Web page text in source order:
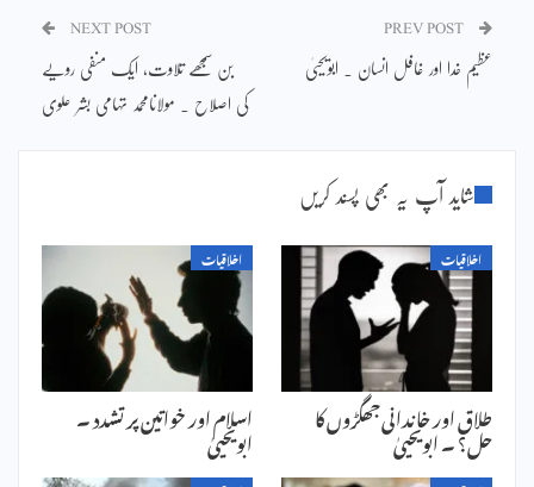
عظیم خدا اور غافل انسان ۔ ابویحییٰ
NEXT POST
بن سمجھے تلاوت، ایک منفی رویے
کی اصلاح ۔ مولانامحمد تہامی بشر علوی
شاید آپ یہ بھی پسند کریں
اخلاقیات
طلاق اور خاندانی جھگڑوں کا
حل؟ ۔ ابویحییٰ
اخلاقیات
اسلام اور خواتین پر تشدد ۔
ابویحییٰ